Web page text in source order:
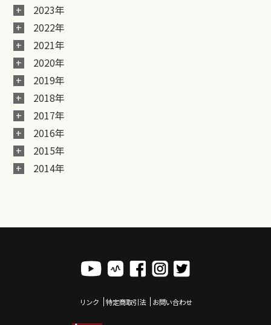
2023年
2022年
2021年
2020年
2019年
2018年
2017年
2016年
2015年
2014年
リンク 特定商取引法 お問い合わせ